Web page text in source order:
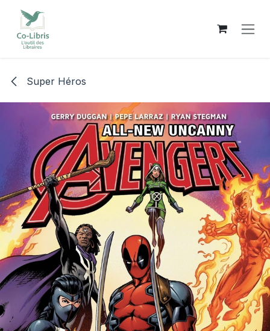
Se rendre au contenu
Super Héros